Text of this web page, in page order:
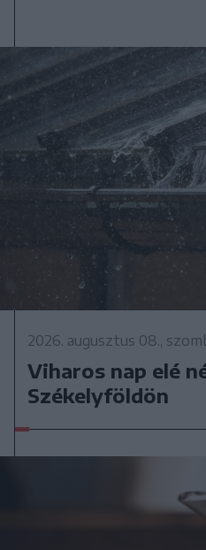
2026. augusztus 08.,
Viharos nap elé
Székelyföldön